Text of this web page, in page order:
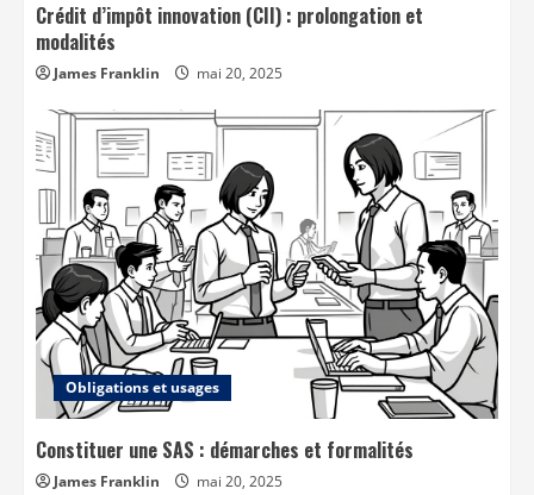
Crédit d’impôt innovation (CII) : prolongation et
modalités
James Franklin mai 20, 2025
Obligations et usages
Constituer une SAS : démarches et formalités
James Franklin mai 20, 2025